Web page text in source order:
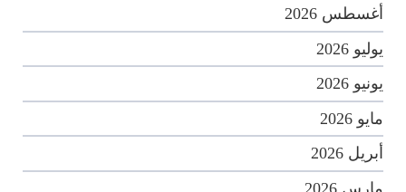
أغسطس 2026
يوليو 2026
يونيو 2026
مايو 2026
أبريل 2026
مارس 2026